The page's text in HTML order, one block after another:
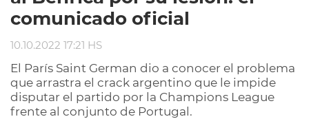
comunicado oficial
10.10.2022 17:21 HS
El París Saint German dio a conocer el problema
que arrastra el crack argentino que le impide
disputar el partido por la Champions League
frente al conjunto de Portugal.